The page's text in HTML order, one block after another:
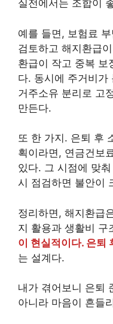
실전에서는 조합이
예를 들면, 보험료
검토하고 해지환급
환급이 작고 중복 보
다. 동시에 주거비가
거주소유 분리로 고
만든다.
또 한 가지. 은퇴 후
획이라면, 연금건보
있다. 그 시점에 맞
시 점검하면 불안이
정리하면, 해지환급
지 활용과 생활비 구
이 현실적이다. 은퇴
는 설계다.
내가 겪어보니 은퇴
아니라 마음이 흔들